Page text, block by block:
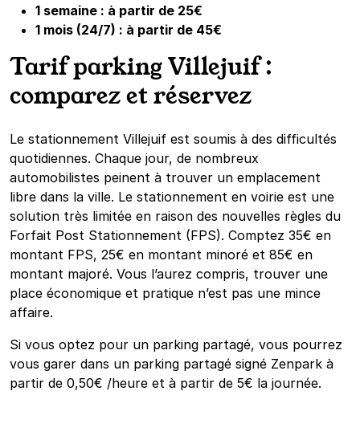
1 semaine : à partir de 25€
1 mois (24/7) : à partir de 45€
Tarif parking Villejuif :
comparez et réservez
Le stationnement Villejuif est soumis à des difficultés
quotidiennes. Chaque jour, de nombreux
automobilistes peinent à trouver un emplacement
libre dans la ville. Le stationnement en voirie est une
solution très limitée en raison des nouvelles règles du
Forfait Post Stationnement (FPS). Comptez 35€ en
montant FPS, 25€ en montant minoré et 85€ en
montant majoré. Vous l’aurez compris, trouver une
place économique et pratique n’est pas une mince
affaire.
Si vous optez pour un parking partagé, vous pourrez
vous garer dans un parking partagé signé Zenpark à
partir de 0,50€ /heure et à partir de 5€ la journée.